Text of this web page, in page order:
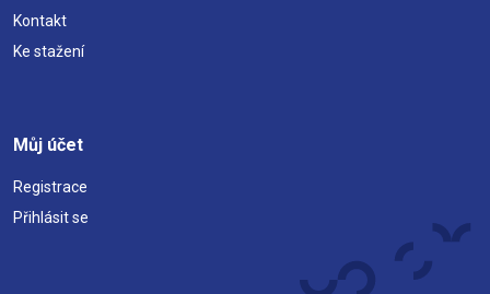
Kontakt
Ke stažení
Můj účet
Registrace
Přihlásit se